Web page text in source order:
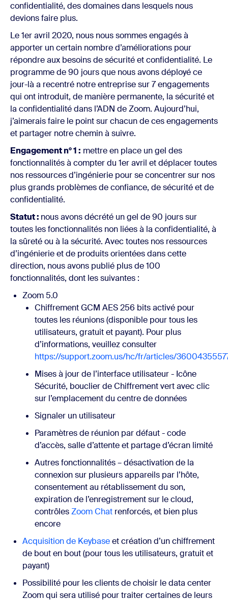
confidentialité, des domaines dans lesquels nous
devions faire plus.
Le 1er avril 2020, nous nous sommes engagés à
apporter un certain nombre d’améliorations pour
répondre aux besoins de sécurité et confidentialité. Le
programme de 90 jours que nous avons déployé ce
jour-là a recentré notre entreprise sur 7 engagements
qui ont introduit, de manière permanente, la sécurité et
la confidentialité dans l’ADN de Zoom. Aujourd’hui,
j’aimerais faire le point sur chacun de ces engagements
et partager notre chemin à suivre.
Engagement n° 1 : mettre en place un gel des
fonctionnalités à compter du 1er avril et déplacer toutes
nos ressources d’ingénierie pour se concentrer sur nos
plus grands problèmes de confiance, de sécurité et de
confidentialité.
Statut : nous avons décrété un gel de 90 jours sur
toutes les fonctionnalités non liées à la confidentialité, à
la sûreté ou à la sécurité. Avec toutes nos ressources
d’ingénierie et de produits orientées dans cette
direction, nous avons publié plus de 100
fonctionnalités, dont les suivantes :
Zoom 5.0
Chiffrement GCM AES 256 bits activé pour
toutes les réunions (disponible pour tous les
utilisateurs, gratuit et payant). Pour plus
d’informations, veuillez consulter
https://support.zoom.us/hc/fr/articles/
Mises à jour de l’interface utilisateur - Icône
Sécurité, bouclier de Chiffrement vert avec clic
sur l’emplacement du centre de données
Signaler un utilisateur
Paramètres de réunion par défaut - code
d’accès, salle d’attente et partage d’écran limité
Autres fonctionnalités – désactivation de la
connexion sur plusieurs appareils par l’hôte,
consentement au rétablissement du son,
expiration de l’enregistrement sur le cloud,
contrôlesZoom Chat renforcés, et bien plus
encore
Acquisition de Keybaseet création d’un chiffrement
de bout en bout (pour tous les utilisateurs, gratuit et
payant)
Possibilité pour les clients de choisir le data center
Zoom qui sera utilisé pour traiter certaines de leurs